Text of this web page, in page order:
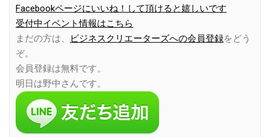
Facebookページにいいね！して頂けると嬉しいです
受付中イベント情報はこちら
まだの方は、
ビジネスクリエーターズへの会員登録をどう
ぞ。
会員登録は無料です。
明日は野中さんです。